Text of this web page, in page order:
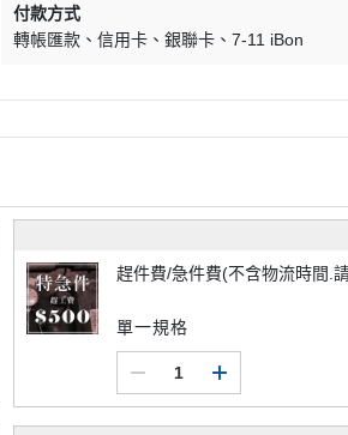
付款方式
轉帳匯款
信用卡 銀聯卡 7-11 iBon
趕件費/急件費(不含物流時間.
單一規格